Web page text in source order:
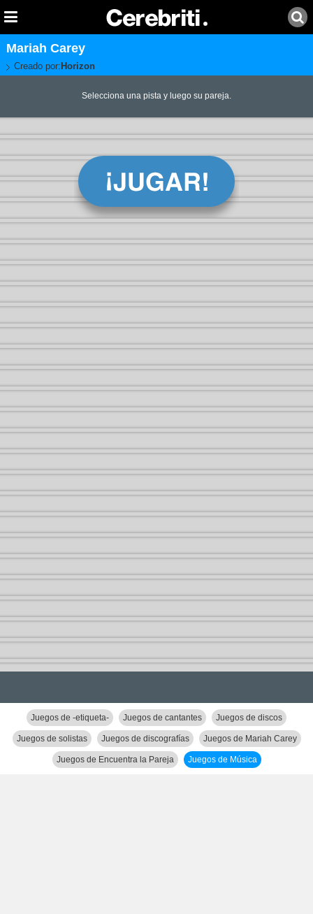
Mariah Carey
Creado por: Horizon
Selecciona una pista y luego su pareja.
Juegos de -etiqueta- Juegos de cantantes Juegos de discos
Juegos de solistas Juegos de discografías Juegos de Mariah Carey
Juegos de Encuentra la Pareja Juegos de Música